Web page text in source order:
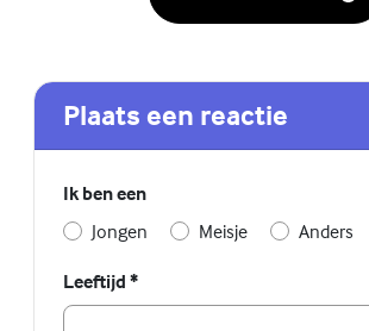
Plaats een reactie
Ik ben een
Jongen
Meisje Anders
Leeftijd *